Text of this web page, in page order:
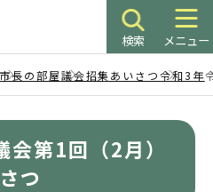
検索 メニュー
市長の部屋議会招集あいさつ令和3年
第1回（2月）
つ